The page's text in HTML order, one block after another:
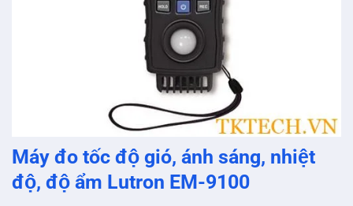
Máy đo tốc độ gió, ánh sáng, nhiệt
độ, độ ẩm Lutron EM-9100